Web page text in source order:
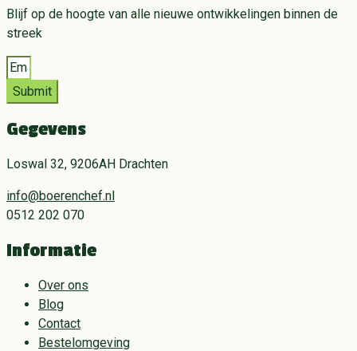
Blijf op de hoogte van alle nieuwe ontwikkelingen binnen de
streek
Submit
Gegevens
Loswal 32, 9206AH Drachten
info@boerenchef.nl
0512 202 070
Informatie
Over ons
Blog
Contact
Bestelomgeving